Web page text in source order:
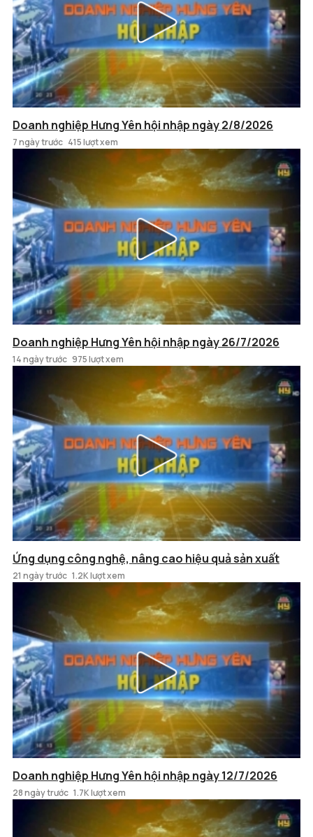
Doanh nghiệp Hưng Yên hội nhập ngày 2/8/2026
7 ngày trước 415 lượt xem
Doanh nghiệp Hưng Yên hội nhập ngày 26/7/2026
14 ngày trước 975 lượt xem
Ứng dụng công nghệ, nâng cao hiệu quả sản xuất
21 ngày trước 1.2K lượt xem
Doanh nghiệp Hưng Yên hội nhập ngày 12/7/2026
28 ngày trước 1.7K lượt xem